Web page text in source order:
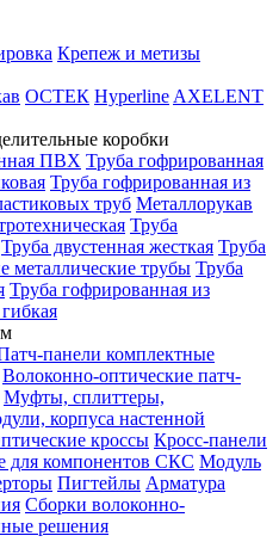
Крепеж и метизы
ОСТЕК Hyperline AXELENT
коробки
ПВХ Труба гофрированная
Труба гофрированная из
труб Металлорукав
Труба
Труба двустенная жесткая Труба
металлические трубы Труба
Труба гофрированная из
панели комплектные
Волоконно-оптические патч-
Муфты, сплиттеры,
корпуса настенной
кроссы Кросс-панели
для компонентов СКС Модуль
Пигтейлы Арматура
Сборки волоконно-
решения